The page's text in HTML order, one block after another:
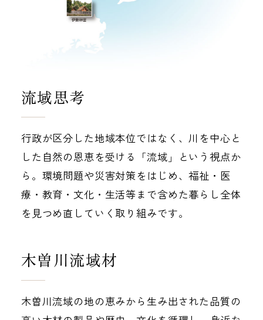
流域思考
行政が区分した地域本位ではなく、川を中心と
した自然の恩恵を受ける「流域」という視点か
ら。環境問題や災害対策をはじめ、福祉・医
療・教育・文化・生活等まで含めた暮らし全体
を見つめ直していく取り組みです。
木曽川流域材
木曽川流域の地の恵みから生み出された品質の